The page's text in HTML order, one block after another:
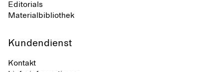
Editorials
Materialbibliothek
Kundendienst
Kontakt